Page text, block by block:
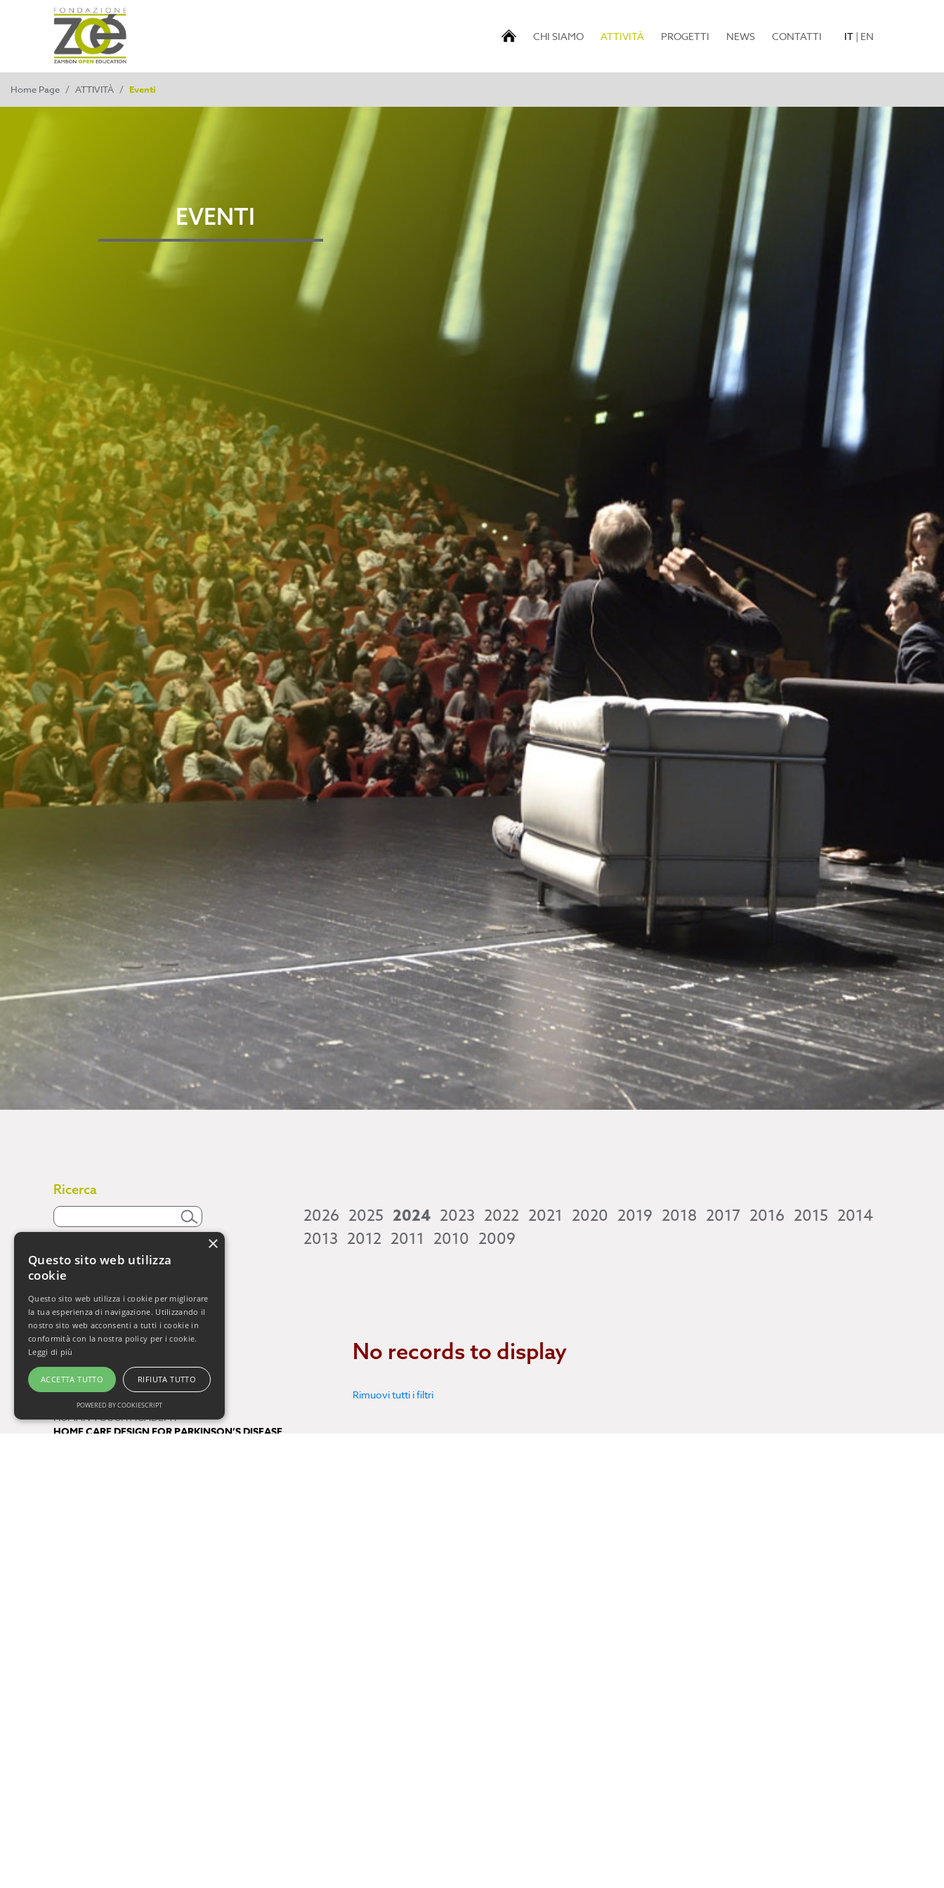
CHI SIAMO ATTIVITÀ(current)PROGETTI NEWS CONTATTI IT | EN
Home Page / ATTIVITÀ / Eventi
EVENTI
Ricerca
Attività
La Settimana del Cervello
Gli Orizzonti della Salute
Vivere Sani, Vivere Bene 2009-2019
Vivere Sani, Vivere Bene Online
Gli Appuntamenti della Salute
Il Respiro di Oxy.gen
Progetti
HUMAN TOUCH ACADEMY
HOME CARE DESIGN FOR PARKINSON’S DISEASE
2026 2025 2024 2023 2022 2021 2020 2019 2018 2017 2016 2015 2014
2013 2012 2011 2010 2009
No records to display
Rimuovi tutti i filtri
×
Questo sito web utilizza
cookie
Questo sito web utilizza i cookie per migliorare
la tua esperienza di navigazione. Utilizzando il
nostro sito web acconsenti a tutti i cookie in
conformità con la nostra policy per i cookie.
Leggi di più
ACCETTA TUTTO RIFIUTA TUTTO
POWERED BY COOKIESCRIPT